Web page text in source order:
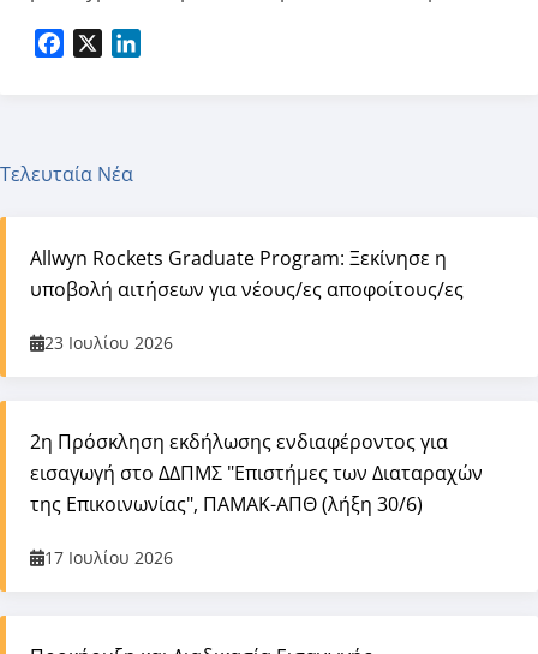
Facebook
Τελευταία Νέα
Allwyn Rockets Graduate Program: Ξεκίνησε η
υποβολή αιτήσεων για νέους/ες αποφοίτους/ες
23 Ιουλίου 2026
2η Πρόσκληση εκδήλωσης ενδιαφέροντος για
εισαγωγή στο ΔΔΠΜΣ "Επιστήμες των Διαταραχών
της Επικοινωνίας", ΠΑΜΑΚ-ΑΠΘ (λήξη 30/6)
17 Ιουλίου 2026